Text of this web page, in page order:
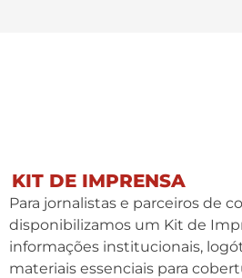
KIT DE IMPRENSA
Para jornalistas e parceiros de
disponibilizamos um Kit de
informações institucionais,
materiais essenciais para